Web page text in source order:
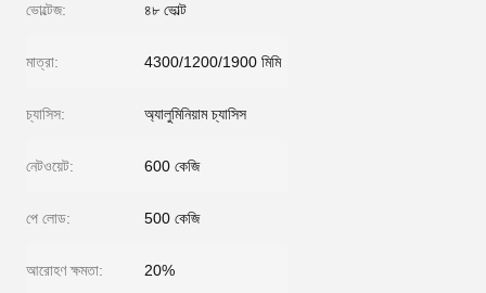
ভোল্টেজ: ৪৮ ভোল্ট
মাত্রা: 4300/1200/1900 মিমি
চ্যাসিস: অ্যালুমিনিয়াম চ্যাসিস
নেটওয়েট: 600 কেজি
পে লোড: 500 কেজি
আরোহণ ক্ষমতা: 20%